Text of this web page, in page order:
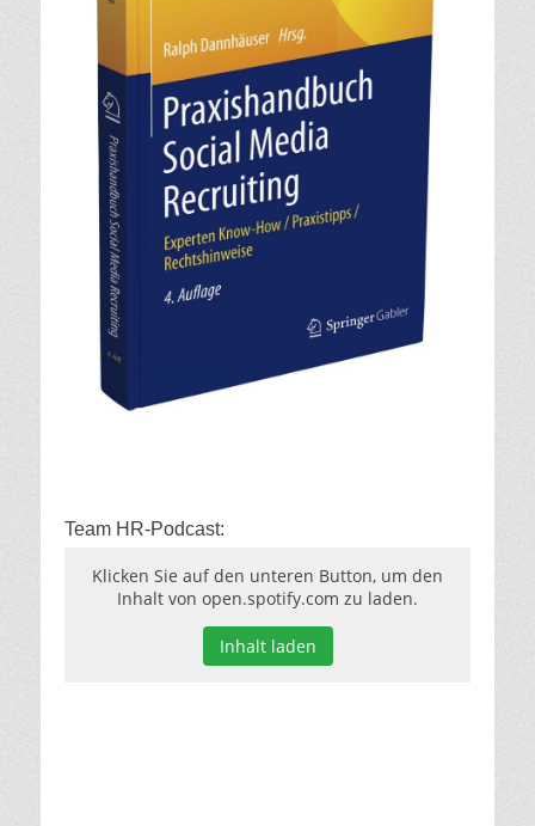
Team HR-Podcast:
Klicken Sie auf den unteren Button, um den
Inhalt von open.spotify.com zu laden.
Inhalt laden